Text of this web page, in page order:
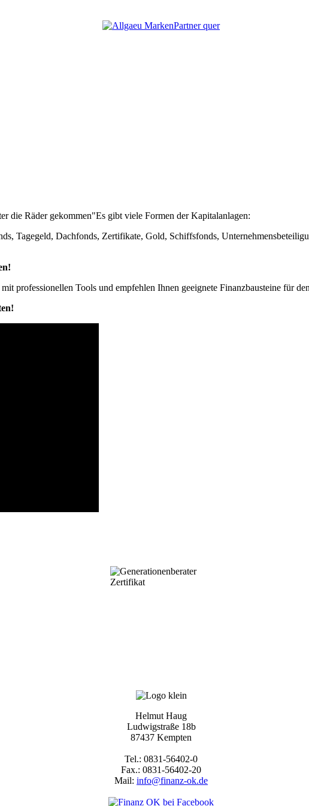
die Räder gekommen"Es gibt viele Formen der Kapitalanlagen:
Tagegeld, Dachfonds, Zertifikate, Gold, Schiffsfonds,
professionellen Tools und empfehlen Ihnen geeignete Finanzbausteine für
Helmut Haug
Ludwigstraße 18b
87437 Kempten
Tel.: 0831-56402-0
Fax.: 0831-56402-20
Mail: info@finanz-ok.de